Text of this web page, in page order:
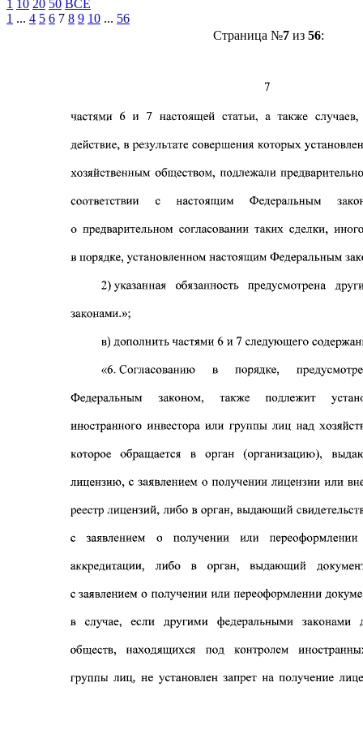
1 10 20 50 ВСЕ
1 ... 4 5 6 7 8 9 10 ... 56
Страница №7из 56: